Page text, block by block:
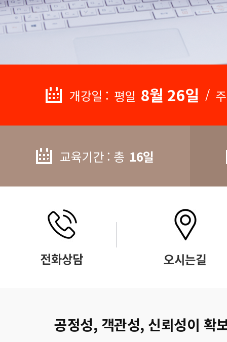
개강일 : 평일 8월 26일 /
교육기간 : 총 16일
공정성, 객관성, 신뢰성이 확